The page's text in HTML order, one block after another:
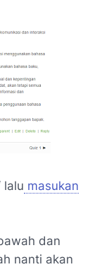
lalu masukan
dan
nanti akan